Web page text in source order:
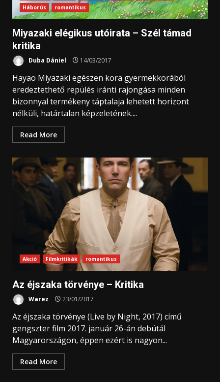
Háborús
romantikus
Miyazaki elégikus utóirata – Szél támad
kritika
Duba Dániel 14/03/2017
Hayao Miyazaki egészen kora gyermekkorából
eredeztethető repülés iránti rajongása minden
bizonnyal termékeny táptalaja lehetett horizont
nélküli, határtalan képzeletének....
Read More
Akció Filmkritikák romantikus
Az éjszaka törvénye – Kritika
Warez 23/01/2017
Az éjszaka törvénye (Live by Night, 2017) című
gengszter film 2017. január 26-án debütál
Magyarországon, éppen ezért is nagyon...
Read More